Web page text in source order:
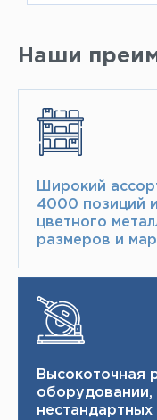
Наши
Широкий
4000 позиций
цветного
размеров и
Высокоточная
оборудовании,